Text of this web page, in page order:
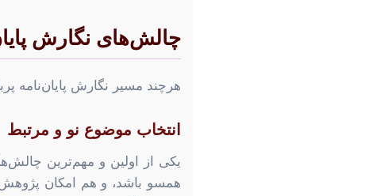
چالش‌های نگارش
هرچند مسیر نگارش پایان‌نامه
انتخاب موضوع نو و مرتبط
یکی از اولین و مهم‌ترین
همسو باشد، و هم امکان